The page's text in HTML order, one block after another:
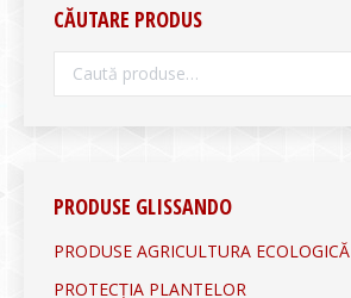
CĂUTARE PRODUS
PRODUSE GLISSANDO
PRODUSE AGRICULTURA ECOLOGICĂ
PROTECȚIA PLANTELOR